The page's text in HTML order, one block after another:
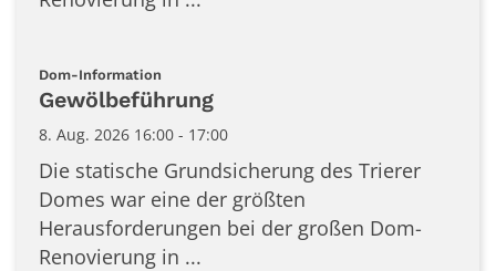
Dom-Information
Gewölbeführung
8. Aug. 2026 16:00 - 17:00
Die statische Grundsicherung des Trierer
Domes war eine der größten
Herausforderungen bei der großen Dom-
Renovierung in ...